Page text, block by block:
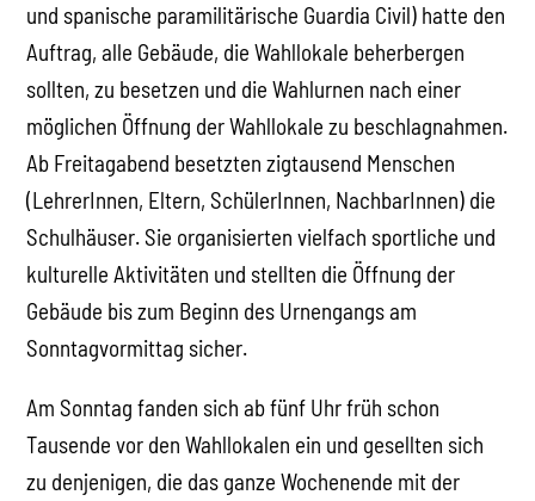
und spanische paramilitärische Guardia Civil) hatte den
Auftrag, alle Gebäude, die Wahllokale beherbergen
sollten, zu besetzen und die Wahlurnen nach einer
möglichen Öffnung der Wahllokale zu beschlagnahmen.
Ab Freitagabend besetzten zigtausend Menschen
(LehrerInnen, Eltern, SchülerInnen, NachbarInnen) die
Schulhäuser. Sie organisierten vielfach sportliche und
kulturelle Aktivitäten und stellten die Öffnung der
Gebäude bis zum Beginn des Urnengangs am
Sonntagvormittag sicher.
Am Sonntag fanden sich ab fünf Uhr früh schon
Tausende vor den Wahllokalen ein und gesellten sich
zu denjenigen, die das ganze Wochenende mit der